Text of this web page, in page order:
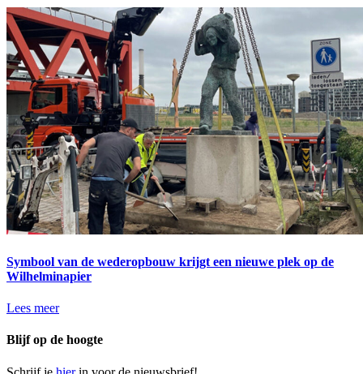
Symbool van de wederopbouw krijgt een nieuwe plek op de
Wilhelminapier
Lees meer
Blijf op de hoogte